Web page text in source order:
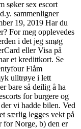
søker sex escort
sammenligner
19, 2019 Har du
For meg opplevedes
i det jeg smøg
eller Visa på
et kredittkort. Se
Flåm
ulltrøye i lett
bare så deilig å ha
for burgere og
vi hadde bilen. Ved
særlig legges vekt på
for Norge, b) den er